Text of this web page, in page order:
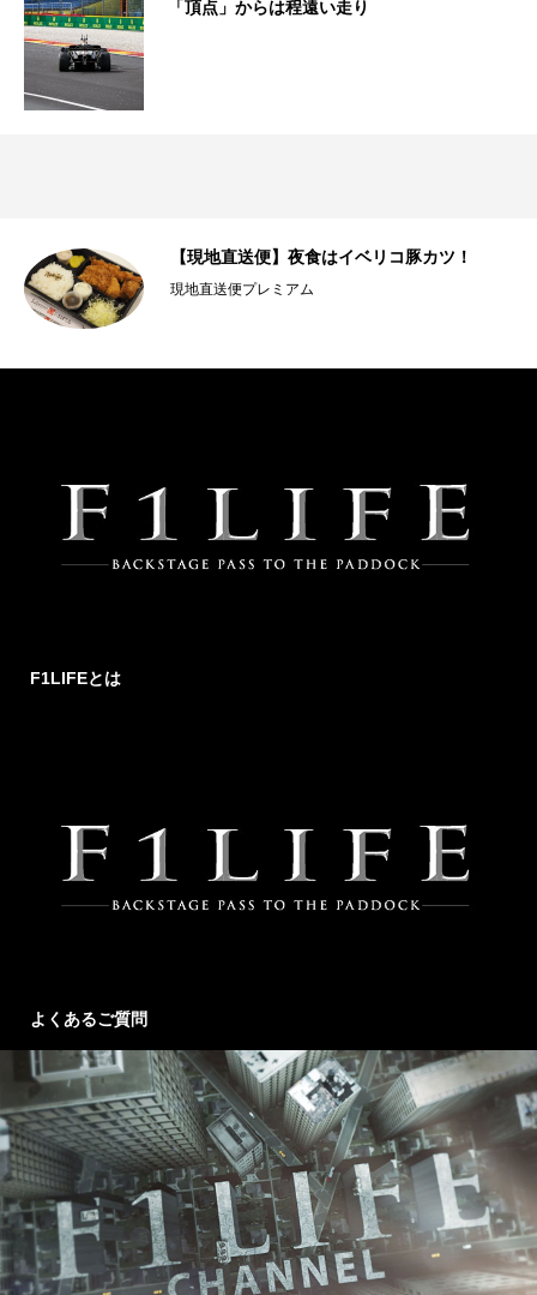
「頂点」からは程遠い走り
【現地直送便】夜食はイベリコ豚カツ！
現地直送便プレミアム
F1LIFEとは
よくあるご質問